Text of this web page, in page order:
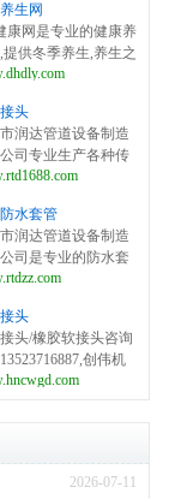
,质量可靠,售后有保
达管道补偿器因尺寸
性能出色、品质优
用越来越为广泛,专业
来,品质决定效益,期
真诚合作.
生网
康网是专业的健康养
提供冬季养生,养生之
保健,两性健康,女
养生,健康减肥,美
,健康饮食等健康养
,走健康之路、行养
、享健康生活,就来
康网!
头
润达管道设备制造
司专业生产各种传
、伸缩接头、伸缩
并为您提供优质的
后服务,备有大量现
解有关传力接头和
头价格相关信息咨
64031789;0371-
水套管
润达管道设备制造
司是专业的防水套
,备有大量现货,防水
64030292,
品有:柔性防水套管,
水套管,02s404防水
。
头
头/橡胶软接头咨询
创伟机
生产橡胶接头、橡
、橡胶伸缩节、橡
偿器等产品,网2026-07-11